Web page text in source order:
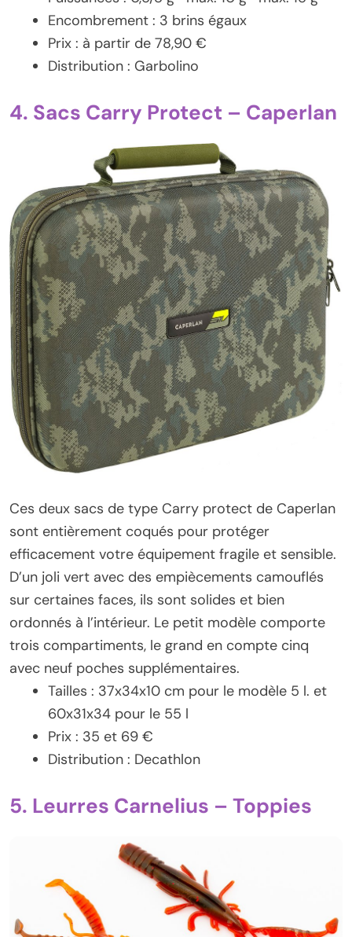
Encombrement : 3 brins égaux
Prix : à partir de 78,90 €
Distribution : Garbolino
4. Sacs Carry Protect – Caperlan
Ces deux sacs de type Carry protect de Caperlan
sont entièrement coqués pour protéger
efficacement votre équipement fragile et sensible.
D’un joli vert avec des empiècements camouflés
sur certaines faces, ils sont solides et bien
ordonnés à l’intérieur. Le petit modèle comporte
trois compartiments, le grand en compte cinq
avec neuf poches supplémentaires.
Tailles : 37x34x10 cm pour le modèle 5 l. et
60x31x34 pour le 55 l
Prix : 35 et 69 €
Distribution : Decathlon
5. Leurres Carnelius – Toppies